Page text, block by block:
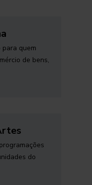
quem
de bens,
do